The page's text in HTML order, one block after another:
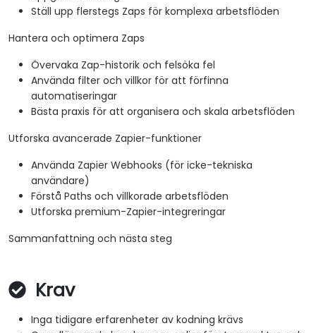
Ställ upp flerstegs Zaps för komplexa arbetsflöden
Hantera och optimera Zaps
Övervaka Zap-historik och felsöka fel
Använda filter och villkor för att förfinna
automatiseringar
Bästa praxis för att organisera och skala arbetsflöden
Utforska avancerade Zapier-funktioner
Använda Zapier Webhooks (för icke-tekniska
användare)
Förstå Paths och villkorade arbetsflöden
Utforska premium-Zapier-integreringar
Sammanfattning och nästa steg
Krav
Inga tidigare erfarenheter av kodning krävs